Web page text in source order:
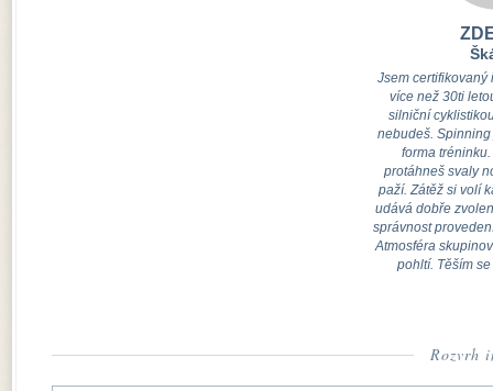
Jsem certifikovaný
více než 30ti
silniční
nebudeš.
forma
protáhneš svaly
paží. Zátěž si volí
udává dobře
správnost
Atmosféra
pohltí. Těším
Rozvrh